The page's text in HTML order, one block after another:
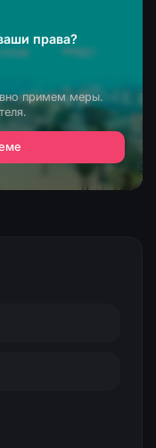
права?
примем меры.